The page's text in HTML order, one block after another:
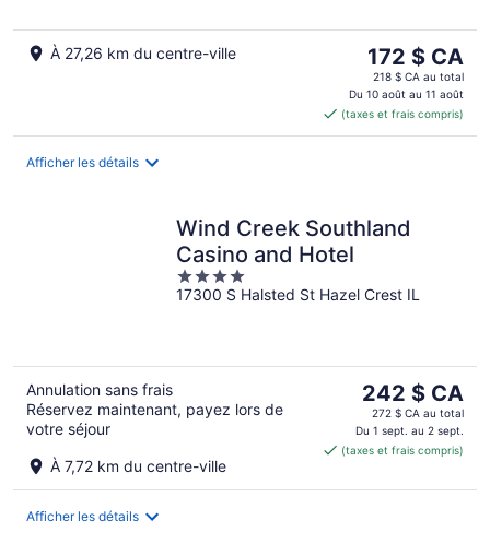
À 27,26 km du centre-ville
Le
prix
est
de 172 $ CA
par
172 $ CA
218 $ CA au total
Du 10 août au 11 août
(taxes et frais compris)
Afficher les détails
Wind Creek Southland
Casino and Hotel
4
out
17300 S Halsted St Hazel Crest IL
Annulation sans frais
Réservez maintenant, payez lors de
votre séjour
À 7,72 km du centre-ville
Le
prix
est
de 242 $ CA
242 $ CA
272 $ CA au total
Du 1 sept. au 2 sept.
(taxes et frais compris)
Afficher les détails